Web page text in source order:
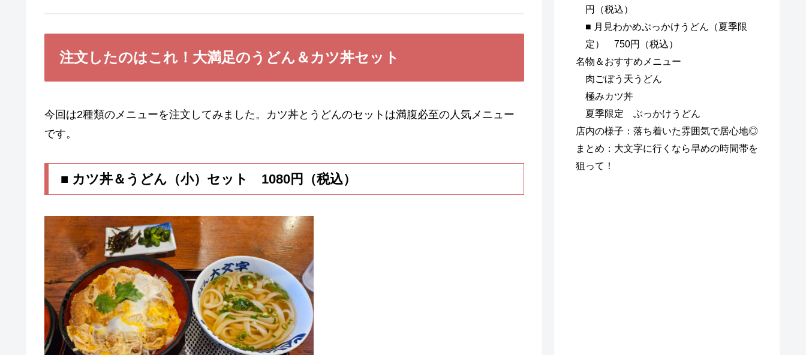
注文したのはこれ！大満足のうどん＆カツ丼セット
今回は2種類のメニューを注文してみました。カツ丼とうどんのセットは満腹必至の人気メニュー
です。
■ カツ丼＆うどん（小）セット 1080円（税込）
円（税込）
■ 月見わかめぶっかけうどん（夏季限
定） 750円（税込）
名物＆おすすめメニュー
肉ごぼう天うどん
極みカツ丼
夏季限定 ぶっかけうどん
店内の様子：落ち着いた雰囲気で居心地◎
まとめ：大文字に行くなら早めの時間帯を
狙って！